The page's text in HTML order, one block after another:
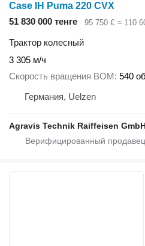
Case IH Puma 220 CVX
51 830 000 тенге
95 750 € ≈ 110
Трактор колесный
3 305 м/ч
Скорость вращения ВОМ 540
Германия, Uelzen
Agravis Technik Raiffeisen